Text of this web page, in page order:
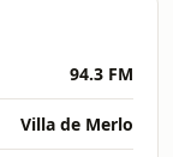
94.3 FM
Villa de Merlo